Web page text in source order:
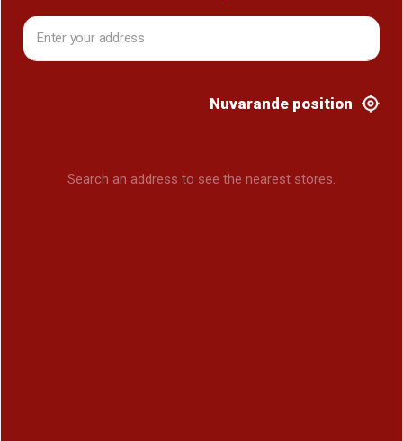
Nuvarande position
Search an address to see the nearest stores.